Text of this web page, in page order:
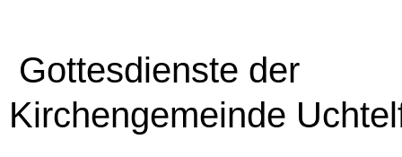
Gottesdienste der
Kirchengemeinde